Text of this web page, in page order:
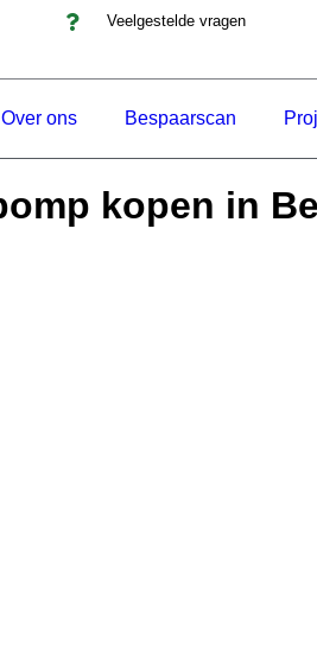
Veelgestelde vragen
Over ons Bespaarscan
kopen in